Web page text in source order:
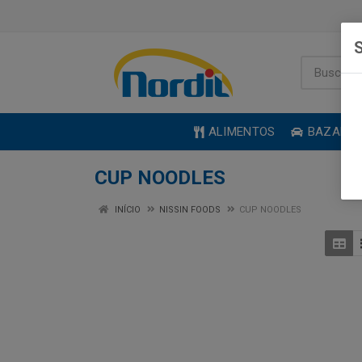
ALIMENTOS BAZAR
CUP NOODLES
INÍCIO NISSIN FOODS CUP NOODLES